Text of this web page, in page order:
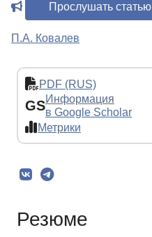
Прослушать статью
П.А. Ковалев
PDF (RUS)
GSИнформация
в Google Scholar
Метрики
Резюме